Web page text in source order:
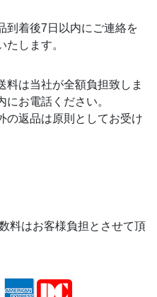
到着後7日以内にご連絡を
します。
料は当社が全額負担致しま
お電話ください。
返品は原則としてお受け
料はお客様負担とさせて頂